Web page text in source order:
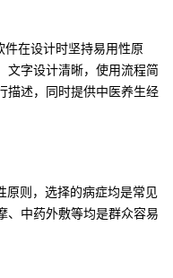
件在设计时坚持易用性原
文字设计清晰，使用流程简
描述，同时提供中医养生经
原则，选择的病症均是常见
、中药外敷等均是群众容易